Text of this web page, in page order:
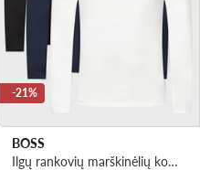
-21%
BOSS
Ilgų rankovių marškinėlių komplektas · Spalvota